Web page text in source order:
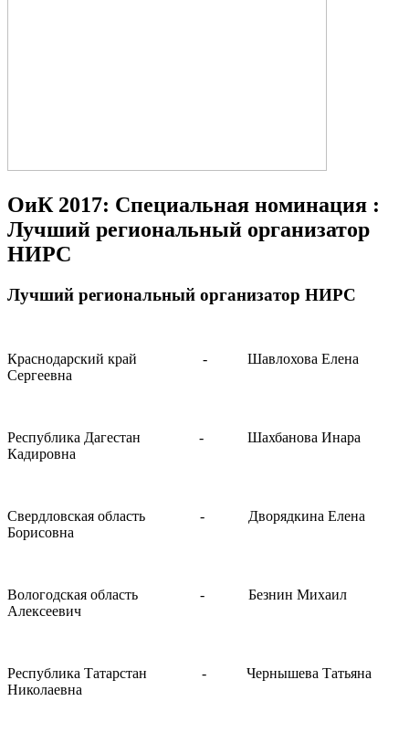
ОиК 2017: Специальная номинация :
Лучший региональный организатор
НИРС
Лучший региональный организатор НИРС
Краснодарский край -
Шавлохова Елена
Сергеевна
Республика Дагестан -
Шахбанова Инара
Кадировна
Свердловская область -
Дворядкина Елена
Борисовна
Вологодская область -
Безнин Михаил
Алексеевич
Республика Татарстан -
Чернышева Татьяна
Николаевна